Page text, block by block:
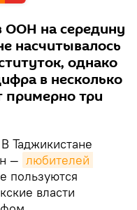
ООН на середину
насчитывалось
однако
в несколько
примерно три
В Таджикистане
— любителей
пользуются
власти